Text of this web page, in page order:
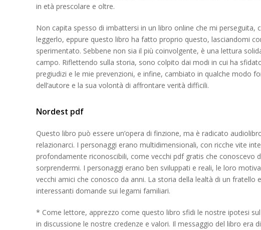
in età prescolare e oltre.
Non capita spesso di imbattersi in un libro online che mi
leggerlo, eppure questo libro ha fatto proprio questo, lasciandomi
sperimentato. Sebbene non sia il più coinvolgente, è una lettura
campo. Riflettendo sulla storia, sono colpito dai modi in cui ha
pregiudizi e le mie prevenzioni, e infine, cambiato in qualche modo
dell’autore e la sua volontà di affrontare verità difficili.
Nordest pdf
Questo libro può essere un’opera di finzione, ma è radicato
relazionarci. I personaggi erano multidimensionali, con ricche vite
profondamente riconoscibili, come vecchi pdf gratis che conoscevo
sorprendermi. I personaggi erano ben sviluppati e reali, le loro
vecchi amici che conosco da anni. La storia della lealtà di un
interessanti domande sui legami familiari.
* Come lettore, apprezzo come questo libro sfidi le nostre ipotesi
in discussione le nostre credenze e valori. Il messaggio del libro era